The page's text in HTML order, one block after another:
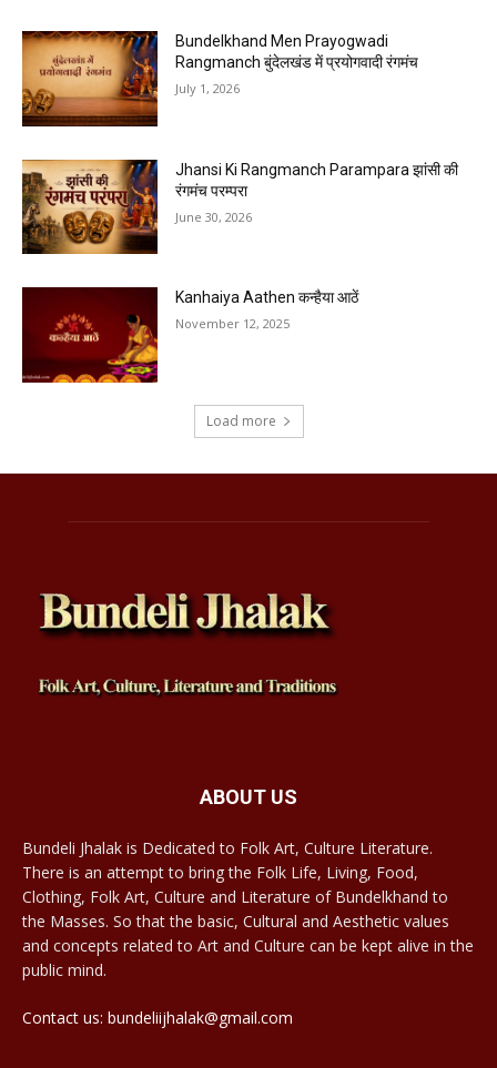
Bundelkhand Men Prayogwadi
Rangmanch बुंदेलखंड में प्रयोगवादी रंगमंच
July 1, 2026
Jhansi Ki Rangmanch Parampara झांसी की
रंगमंच परम्परा
June 30, 2026
Kanhaiya Aathen कन्हैया आठें
November 12, 2025
Load more
ABOUT US
Bundeli Jhalak is Dedicated to Folk Art, Culture Literature.
There is an attempt to bring the Folk Life, Living, Food,
Clothing, Folk Art, Culture and Literature of Bundelkhand to
the Masses. So that the basic, Cultural and Aesthetic values
and concepts related to Art and Culture can be kept alive in the
public mind.
Contact us: bundeliijhalak@gmail.com